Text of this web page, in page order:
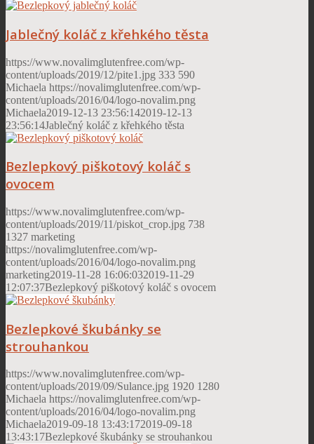
Jablečný koláč z křehkého těsta
https://www.novalimglutenfree.com/wp-
content/uploads/2019/12/pite1.jpg 333 590
Michaela https://novalimglutenfree.com/wp-
content/uploads/2016/04/logo-novalim.png
Michaela2019-12-13 23:56:142019-12-13
23:56:14Jablečný koláč z křehkého těsta
Bezlepkový piškotový koláč s
ovocem
https://www.novalimglutenfree.com/wp-
content/uploads/2019/11/piskot_crop.jpg 738
1327 marketing
https://novalimglutenfree.com/wp-
content/uploads/2016/04/logo-novalim.png
marketing2019-11-28 16:06:032019-11-29
12:07:37Bezlepkový piškotový koláč s ovocem
Bezlepkové škubánky se
strouhankou
https://www.novalimglutenfree.com/wp-
content/uploads/2019/09/Sulance.jpg 1920 1280
Michaela https://novalimglutenfree.com/wp-
content/uploads/2016/04/logo-novalim.png
Michaela2019-09-18 13:43:172019-09-18
13:43:17Bezlepkové škubánky se strouhankou